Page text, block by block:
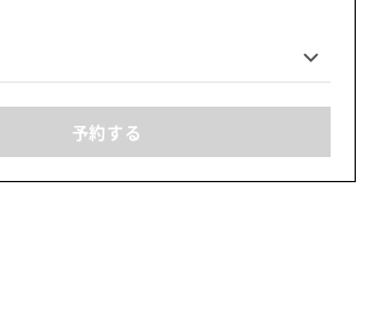
予約する